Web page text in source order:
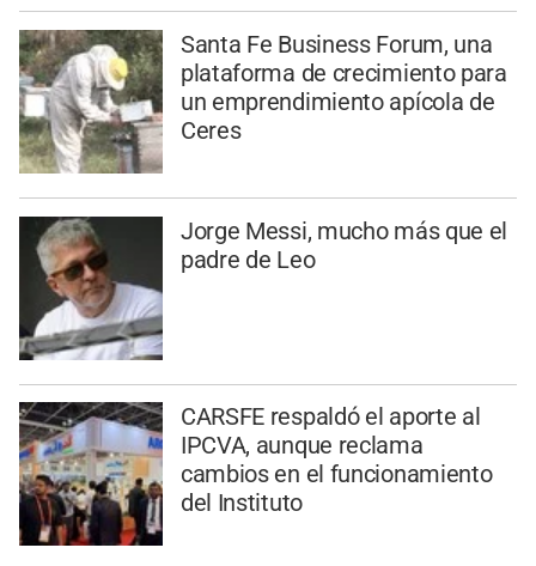
Santa Fe Business Forum, una
plataforma de crecimiento para
un emprendimiento apícola de
Ceres
Jorge Messi, mucho más que el
padre de Leo
CARSFE respaldó el aporte al
IPCVA, aunque reclama
cambios en el funcionamiento
del Instituto